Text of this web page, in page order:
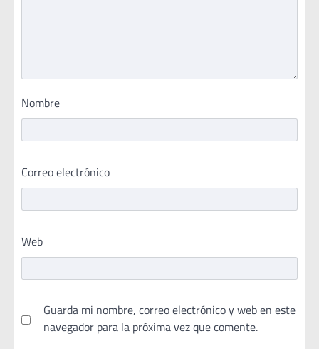
Nombre
Correo electrónico
Web
Guarda mi nombre, correo electrónico y web en este
navegador para la próxima vez que comente.